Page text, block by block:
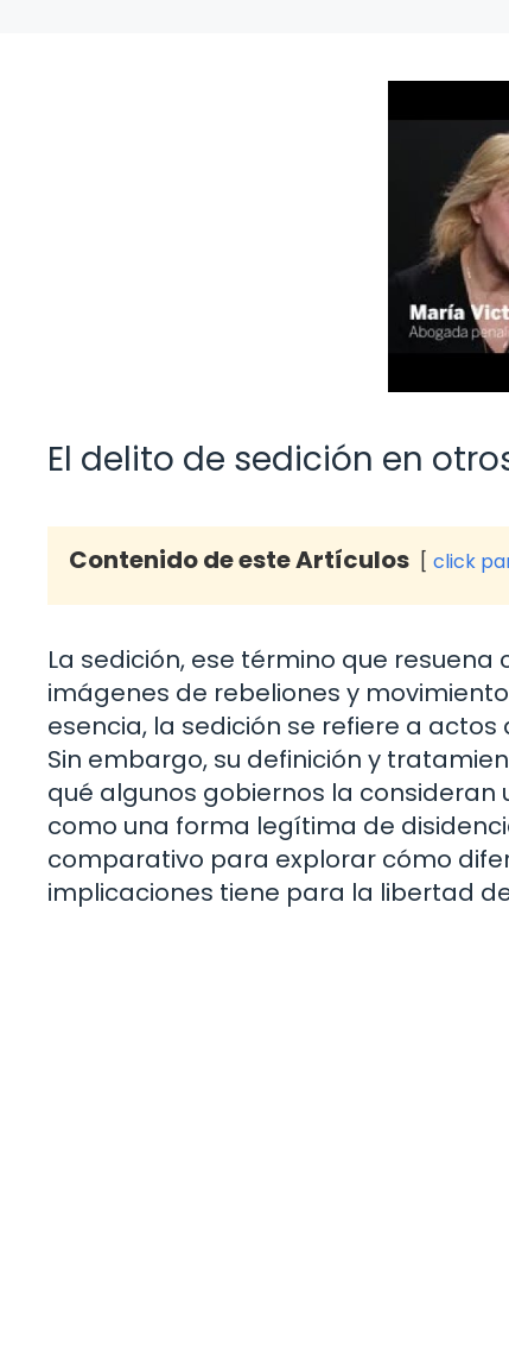
El delito de sedición en
Contenido de este Artículos click
La sedición, ese término que
imágenes de rebeliones y
esencia, la sedición se refiere a
Sin embargo, su definición y
qué algunos gobiernos la
como una forma legítima de
comparativo para explorar cómo
implicaciones tiene para la libertad